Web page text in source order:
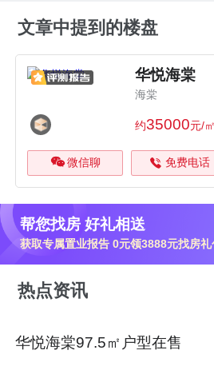
文章中提到的楼盘
华悦海棠
海棠
约35000元/㎡
微信聊 免费电话
帮您找房 好礼相送
获取专属置业报告 0元领3888元找房礼
热点资讯
华悦海棠97.5㎡户型在售